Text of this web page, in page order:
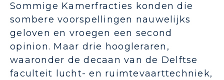
Sommige Kamerfracties konden die
sombere voorspellingen nauwelijks
geloven en vroegen een second
opinion. Maar drie hoogleraren,
waaronder de decaan van de Delftse
faculteit lucht- en ruimtevaarttechniek,